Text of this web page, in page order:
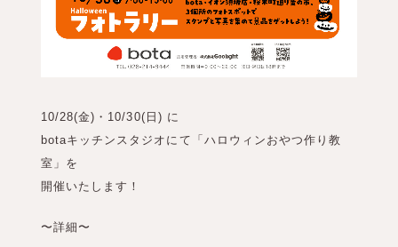
10/28(金)・10/30(日) に
botaキッチンスタジオにて「ハロウィンおやつ作り教
室」を
開催いたします！
〜詳細〜